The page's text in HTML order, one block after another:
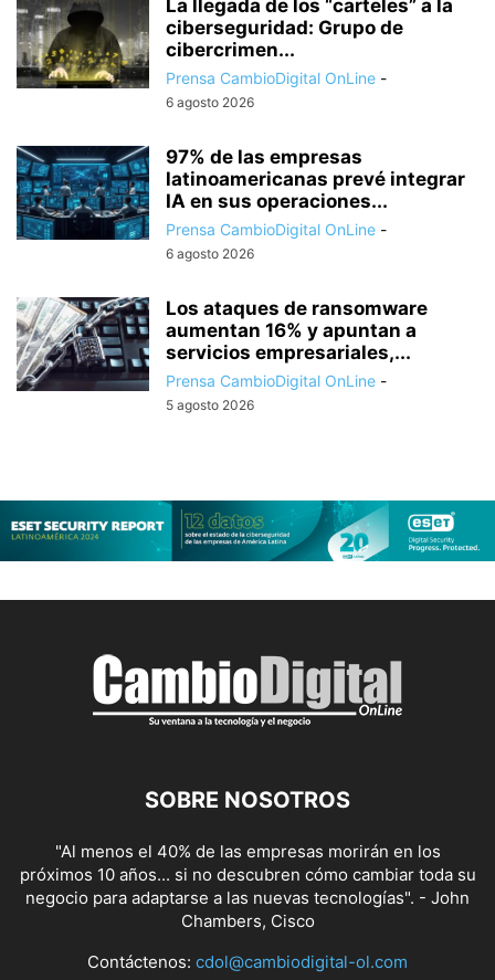
La llegada de los “carteles” a la
ciberseguridad: Grupo de
cibercrimen...
Prensa CambioDigital OnLine -
6 agosto 2026
97% de las empresas
latinoamericanas prevé integrar
IA en sus operaciones...
Prensa CambioDigital OnLine -
6 agosto 2026
Los ataques de ransomware
aumentan 16% y apuntan a
servicios empresariales,...
Prensa CambioDigital OnLine -
5 agosto 2026
SOBRE NOSOTROS
"Al menos el 40% de las empresas morirán en los
próximos 10 años... si no descubren cómo cambiar toda su
negocio para adaptarse a las nuevas tecnologías". - John
Chambers, Cisco
Contáctenos: cdol@cambiodigital-ol.com